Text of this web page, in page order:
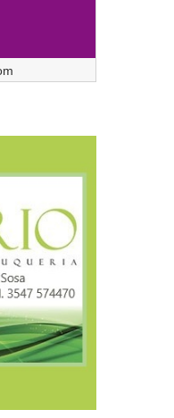
tributaria con